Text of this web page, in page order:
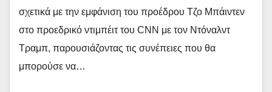
σχετικά με την εμφάνιση του προέδρου Τζο Μπάιντεν
στο προεδρικό ντιμπέιτ του CNN με τον Ντόναλντ
Τραμπ, παρουσιάζοντας τις συνέπειες που θα
μπορούσε να…